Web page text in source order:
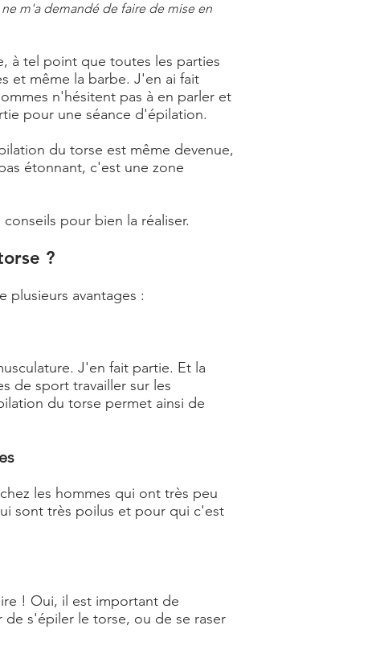
m'a demandé de faire de mise en
à tel point que toutes les parties
et même la barbe. J'en ai fait
n'hésitent pas à en parler et
pour une séance d'épilation.
du torse est même devenue,
étonnant, c'est une zone
pour bien la réaliser.
?
plusieurs avantages :
J'en fait partie. Et la
de sport travailler sur les
du torse permet ainsi de
les hommes qui ont très peu
sont très poilus et pour qui c'est
! Oui, il est important de
s'épiler le torse, ou de se raser